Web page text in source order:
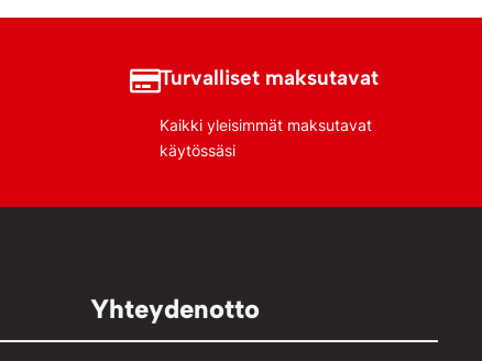
Turvalliset maksutavat
Kaikki yleisimmät maksutavat
käytössäsi
Yhteydenotto